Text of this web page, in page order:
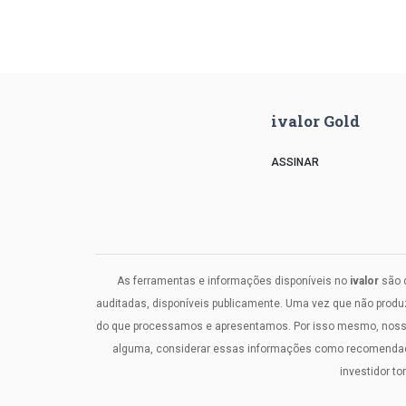
ivalor Gold
ASSINAR
As ferramentas e informações disponíveis no ivalor são
auditadas, disponíveis publicamente. Uma vez que não
do que processamos e apresentamos. Por isso mesmo,
alguma, considerar essas informações como
investidor